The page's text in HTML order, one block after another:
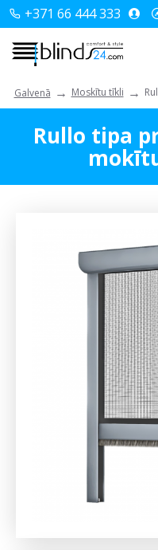
+371 66 444 333
Galvenā Moskītu tīkli
Rullo tipa